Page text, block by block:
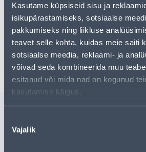
Kasutame küpsiseid sisu ja
isikupärastamiseks, sotsiaalse
pakkumiseks ning liikluse
teavet selle kohta, kuidas meie saiti
sotsiaalse meedia, reklaami- ja
võivad seda kombineerida muu
esitanud või mida nad on kogunud
kasutamise käigus.
valik
Vajalik
• Haardeulatus 100 mm.
• 14-päevane tagastusõigus.
Доставка невозможна
Похожие продукты